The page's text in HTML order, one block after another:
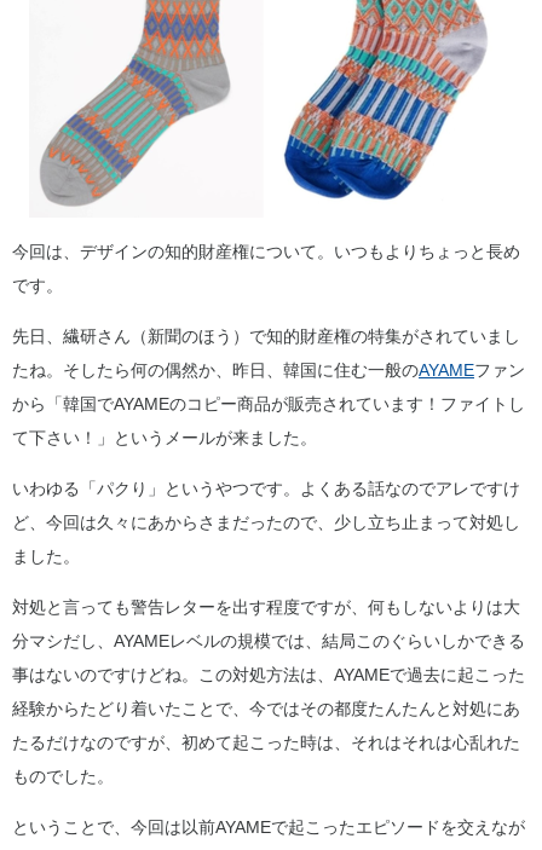
今回は、デザインの知的財産権について。いつもよりちょっと長め
です。
先日、繊研さん（新聞のほう）で知的財産権の特集がされていまし
たね。そしたら何の偶然か、昨日、韓国に住む一般のAYAMEファン
から「韓国でAYAMEのコピー商品が販売されています！ファイトし
て下さい！」というメールが来ました。
いわゆる「パクり」というやつです。よくある話なのでアレですけ
ど、今回は久々にあからさまだったので、少し立ち止まって対処し
ました。
対処と言っても警告レターを出す程度ですが、何もしないよりは大
分マシだし、AYAMEレベルの規模では、結局このぐらいしかできる
事はないのですけどね。この対処方法は、AYAMEで過去に起こった
経験からたどり着いたことで、今ではその都度たんたんと対処にあ
たるだけなのですが、初めて起こった時は、それはそれは心乱れた
ものでした。
ということで、今回は以前AYAMEで起こったエピソードを交えなが